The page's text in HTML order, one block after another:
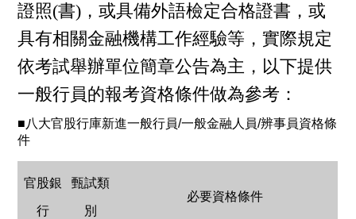
證照(書)，或具備外語檢定合格證書，或
具有相關金融機構工作經驗等，實際規定
依考試舉辦單位簡章公告為主，以下提供
一般行員的報考資格條件做為參考：
■八大官股行庫新進一般行員/一般金融人員/辨事員資格條
件
官股銀
行
甄試類
別
必要資格條件